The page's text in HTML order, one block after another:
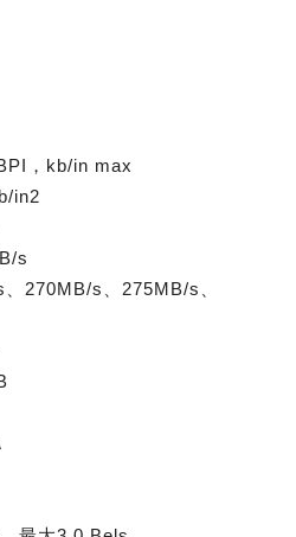
，kb/in max
in2
s
270MB/s、275MB/s、